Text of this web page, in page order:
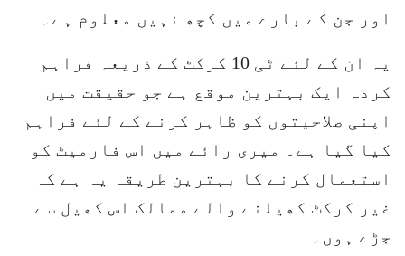
اور جن کے بارے میں کچھ نہیں معلوم ہے۔
یہ ان کے لئے ٹی 10 کرکٹ کے ذریعہ فراہم
کردہ ایک بہترین موقع ہے جو حقیقت میں
اپنی صلاحیتوں کو ظاہر کرنے کے لئے فراہم
کیا گیا ہے۔ میری رائے میں اس فارمیٹ کو
استعمال کرنے کا بہترین طریقہ یہ ہے کہ
غیر کرکٹ کھیلنے والے ممالک اس کھیل سے
جڑے ہوں۔